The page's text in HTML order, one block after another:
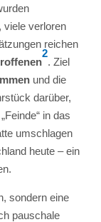
viele verloren
reichen
2
. Ziel
und die
darüber,
in das
umschlagen
heute – ein
sondern eine
pauschale